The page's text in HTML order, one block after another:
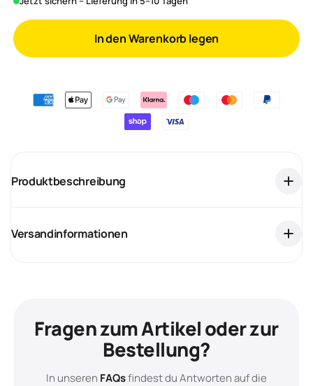
In den Warenkorb legen
Produktbeschreibung
Versandinformationen
Fragen zum Artikel oder zur
Bestellung?
In unseren FAQsfindest du Antworten auf die